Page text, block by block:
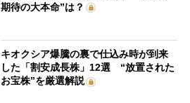
期待の大本命”は？
キオクシア爆騰の裏で仕込み時が到来
した「割安成長株」12選 “放置された
お宝株”を厳選解説